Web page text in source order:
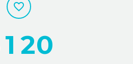
1 20